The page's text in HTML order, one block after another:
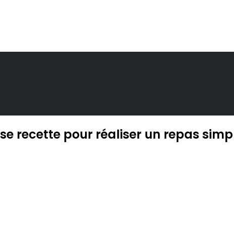
recette pour réaliser un repas